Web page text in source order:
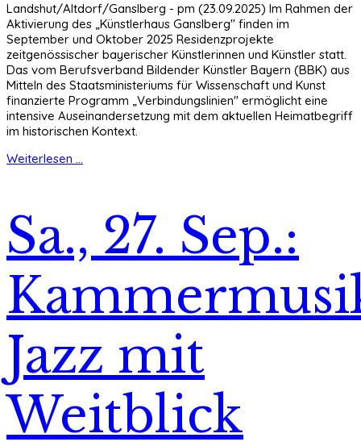
Landshut/Altdorf/Ganslberg - pm (23.09.2025) Im Rahmen der
Aktivierung des „Künstlerhaus Ganslberg" finden im
September und Oktober 2025 Residenzprojekte
zeitgenössischer bayerischer Künstlerinnen und Künstler statt.
Das vom Berufsverband Bildender Künstler Bayern (BBK) aus
Mitteln des Staatsministeriums für Wissenschaft und Kunst
finanzierte Programm „Verbindungslinien" ermöglicht eine
intensive Auseinandersetzung mit dem aktuellen Heimatbegriff
im historischen Kontext.
Weiterlesen ...
Sa., 27. Sep.:
Jazz mit
Weitblick